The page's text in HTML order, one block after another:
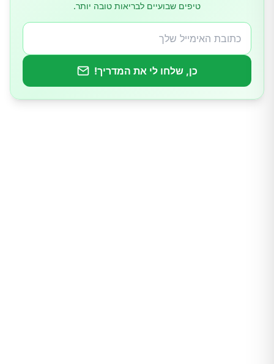
טיפים שבועיים לבריאות טובה יותר.
כן, שלחו לי את המדריך!